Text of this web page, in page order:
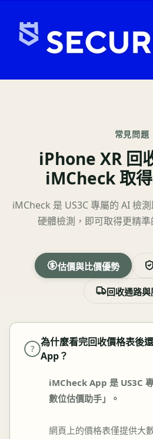
常見問題
iPhone XR 回
iMCheck 取
iMCheck 是 US3C 專屬的 AI 檢
硬體檢測，即可取得更精準
估價與比價優勢
回收通路與
?
為什麼看完回收價格表後
App？
iMCheck App 是 US3C
數位估價助手」。
網頁上的價格表僅提供大